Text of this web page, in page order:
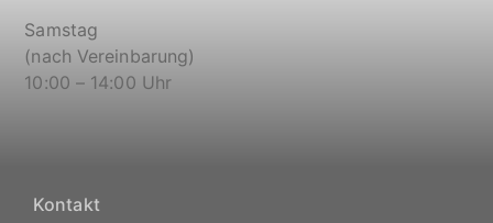
Samstag
(nach Vereinbarung)
10:00 – 14:00 Uhr
Kontakt